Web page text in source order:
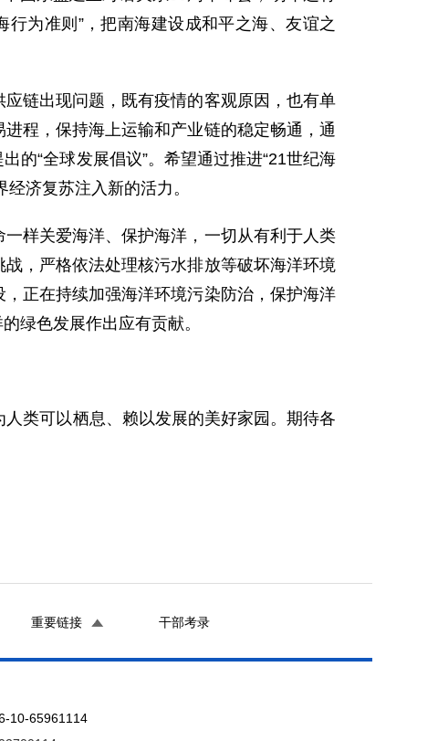
为准则”，把南海建设成和平之海、友谊之
链出现问题，既有疫情的客观原因，也有单
程，保持海上运输和产业链的稳定畅通，通
的“全球发展倡议”。希望通过推进“21世纪海
济复苏注入新的活力。
样关爱海洋、保护海洋，一切从有利于人类
，严格依法处理核污水排放等破坏海洋环境
正在持续加强海洋环境污染防治，保护海洋
绿色发展作出应有贡献。
类可以栖息、赖以发展的美好家园。期待各
重要链接 干部考录
10-65961114